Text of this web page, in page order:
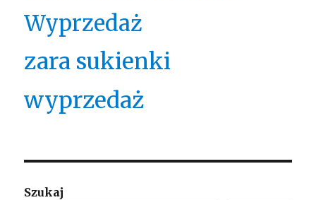
Wyprzedaż
zara sukienki
wyprzedaż
Szukaj